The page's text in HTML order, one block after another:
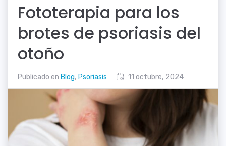
Fototerapia para los
brotes de psoriasis del
otoño
11 octubre, 2024
Publicado en Blog, Psoriasis